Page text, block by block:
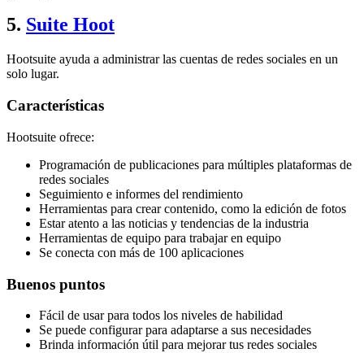
5. Suite Hoot
Hootsuite ayuda a administrar las cuentas de redes sociales en un
solo lugar.
Características
Hootsuite ofrece:
Programación de publicaciones para múltiples plataformas de
redes sociales
Seguimiento e informes del rendimiento
Herramientas para crear contenido, como la edición de fotos
Estar atento a las noticias y tendencias de la industria
Herramientas de equipo para trabajar en equipo
Se conecta con más de 100 aplicaciones
Buenos puntos
Fácil de usar para todos los niveles de habilidad
Se puede configurar para adaptarse a sus necesidades
Brinda información útil para mejorar tus redes sociales